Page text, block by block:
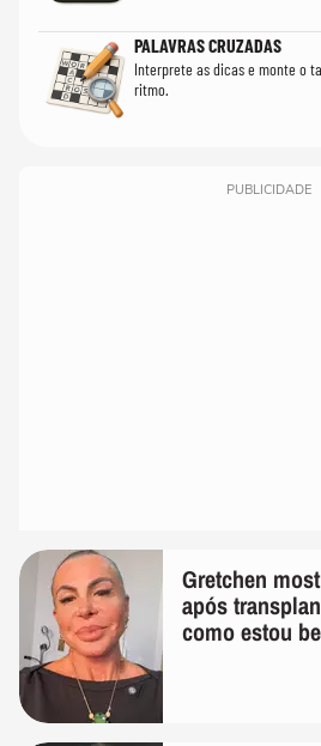
PALAVRAS CRUZADAS
Interprete as dicas e monte o
ritmo.
PUBLICIDADE
Gretchen
após
como estou